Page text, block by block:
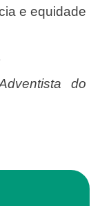
e equidade
do